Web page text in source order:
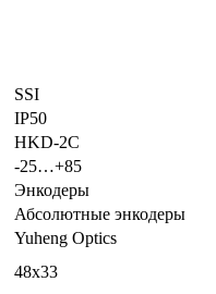
SSI
IP50
HKD-2C
-25…+85
Энкодеры
Абсолютные энкодеры
Yuheng Optics
48x33